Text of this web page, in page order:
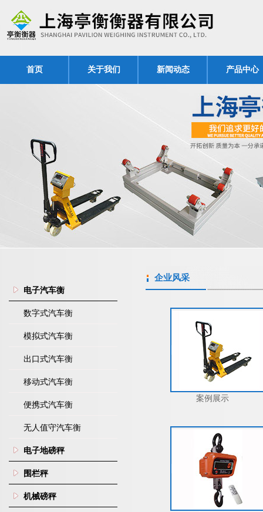
首页 关于我们 新闻动态 产品中心
电子汽车衡
数字式汽车衡
模拟式汽车衡
出口式汽车衡
移动式汽车衡
便携式汽车衡
无人值守汽车衡
电子地磅秤
围栏秤
机械磅秤
企业风采
案例展示